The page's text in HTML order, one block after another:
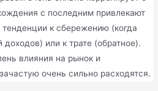
с последним привлекают
к сбережению (когда
или к трате (обратное).
влияния на рынок и
очень сильно расходятся.